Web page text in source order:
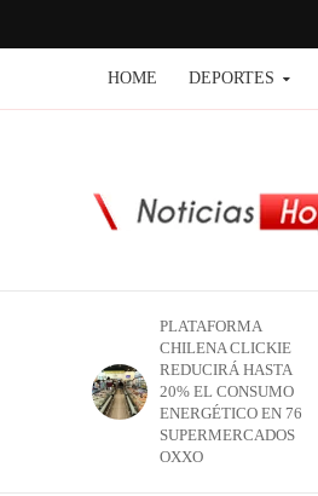
HOME DEPORTES
PLATAFORMA
CHILENA CLICKIE
REDUCIRÁ HASTA
20% EL CONSUMO
ENERGÉTICO EN 76
SUPERMERCADOS
OXXO